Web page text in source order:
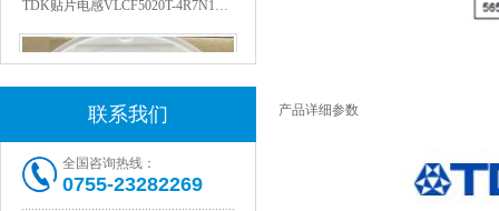
联系我们
全国咨询热线：
0755-23282269
产品详细参数